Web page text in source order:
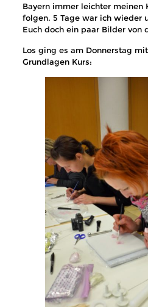
Bayern immer leichter meinen
folgen. 5 Tage war ich wieder
Euch doch ein paar Bilder von
Los ging es am Donnerstag
Grundlagen Kurs: